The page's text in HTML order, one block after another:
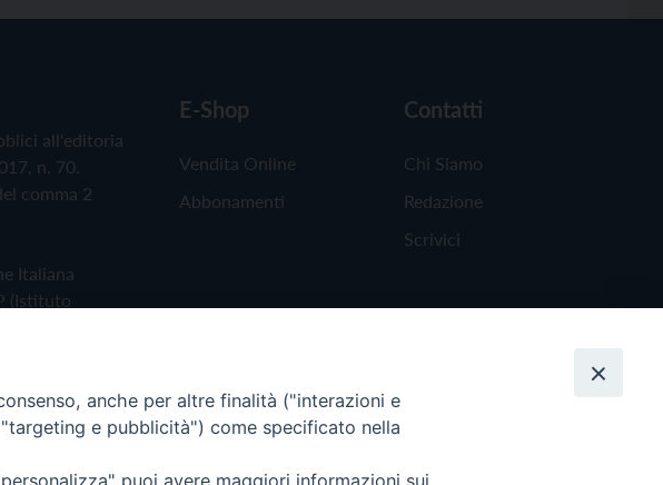
all'editoria
n. 70.
comma 2
Italiana
(Istituto
E-Shop
Vendita Online
Abbonamenti
Contatti
Chi Siamo
Redazione
Scrivici
anche per altre finalità ("interazioni e
e pubblicità") come specificato nella